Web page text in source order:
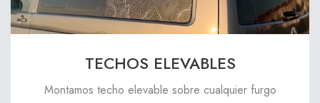
TECHOS ELEVABLES
Montamos techo elevable sobre cualquier furgo